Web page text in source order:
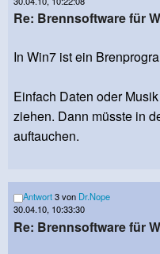
Re: Brennsoftware für
In Win7 ist ein
Einfach Daten oder
ziehen. Dann müsste in
auftauchen.
Antwort3 von Dr.Nope
30.04.10, 10:33:30
Re: Brennsoftware für